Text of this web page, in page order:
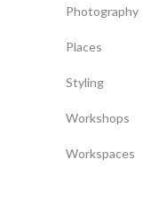
Photography
Places
Styling
Workshops
Workspaces